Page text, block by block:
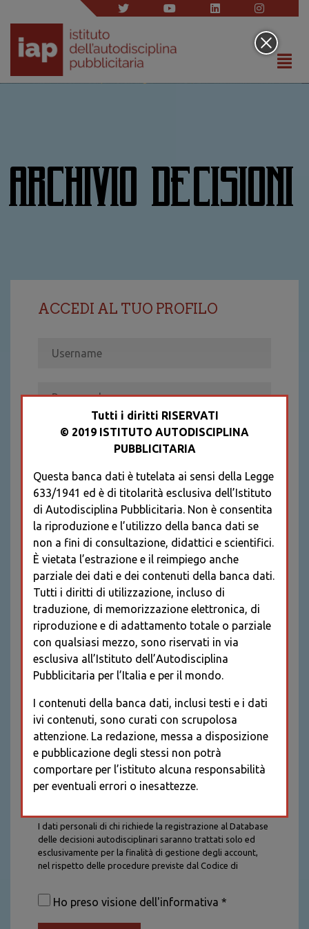
ARCHIVIO DECISIONI
ACCEDI AL TUO PROFILO
Recupera password
REGISTRATI
* I CAMPI CONTRASSEGNATI SONO
OBBLIGATORI
I dati personali di chi richiede la registrazione al Database
delle decisioni autodisciplinari saranno trattati solo ed
esclusivamente per la finalità di gestione degli account,
nel rispetto delle procedure previste dal Codice di
saranno trattati con tutte le cautele richieste dalla legge e
saranno conservati per la durata stabilita caso per caso
Ho preso visione dell'informativa *
Tutti i diritti RISERVATI
© 2019 ISTITUTO AUTODISCIPLINA
PUBBLICITARIA
Questa banca dati è tutelata ai sensi della Legge
633/1941 ed è di titolarità esclusiva dell’Istituto
di Autodisciplina Pubblicitaria. Non è consentita
la riproduzione e l’utilizzo della banca dati se
non a fini di consultazione, didattici e scientifici.
È vietata l’estrazione e il reimpiego anche
parziale dei dati e dei contenuti della banca dati.
Tutti i diritti di utilizzazione, incluso di
traduzione, di memorizzazione elettronica, di
riproduzione e di adattamento totale o parziale
con qualsiasi mezzo, sono riservati in via
esclusiva all’Istituto dell’Autodisciplina
Pubblicitaria per l’Italia e per il mondo.
I contenuti della banca dati, inclusi testi e i dati
ivi contenuti, sono curati con scrupolosa
attenzione. La redazione, messa a disposizione
e pubblicazione degli stessi non potrà
comportare per l’istituto alcuna responsabilità
per eventuali errori o inesattezze.